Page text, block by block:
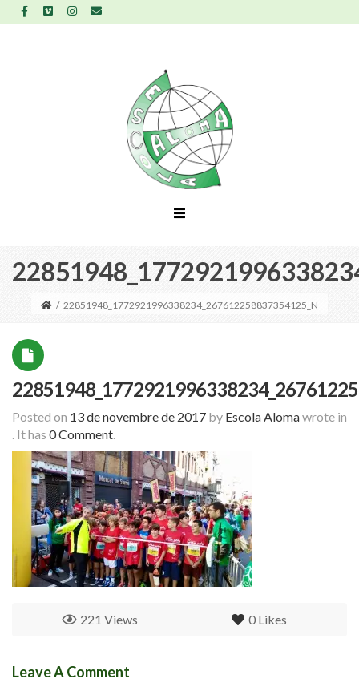
/ 22851948_1772921996338234_267612258837354125_N
Posted on 13 de novembre de 2017 by Escola Alomawrote in
. It has 0 Comment.
0 Likes
221 Views
Leave A Comment